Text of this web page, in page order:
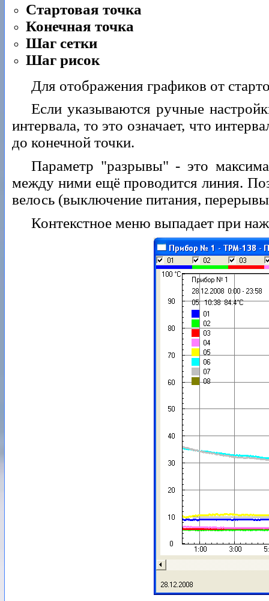
Стартовая точка
Конечная точка
Шаг сетки
Шаг рисок
Для отображения графиков от
Если указываются ручные
интервала, то это означает, что
до конечной точки.
Параметр "разрывы" - это
между ними ещё проводится линия.
велось (выключение питания,
Контекстное меню выпадает при